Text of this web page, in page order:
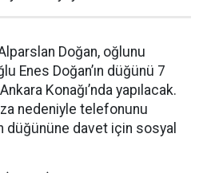
Doğan, oğlunu
Enes Doğan’ın düğünü 7
Konağı’nda yapılacak.
nedeniyle telefonunu
düğününe davet için sosyal